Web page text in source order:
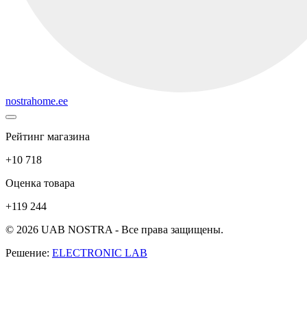
nostrahome.ee
Рейтинг магазина
+10 718
Оценка товара
+119 244
© 2026 UAB NOSTRA - Все права защищены.
Решение: ELECTRONIC LAB